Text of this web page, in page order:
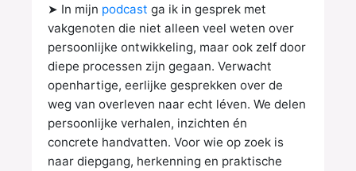
➤ In mijn podcast ga ik in gesprek met
vakgenoten die niet alleen veel weten over
persoonlijke ontwikkeling, maar ook zelf door
diepe processen zijn gegaan. Verwacht
openhartige, eerlijke gesprekken over de
weg van overleven naar echt léven. We delen
persoonlijke verhalen, inzichten én
concrete handvatten. Voor wie op zoek is
naar diepgang, herkenning en praktische